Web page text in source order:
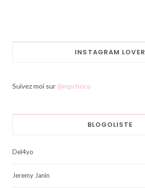
INSTAGRAM LOVER
Suivez moi sur @mpchoco
BLOGOLISTE
Del4yo
Jeremy Janin